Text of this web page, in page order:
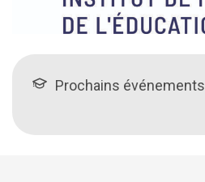
Prochains événements